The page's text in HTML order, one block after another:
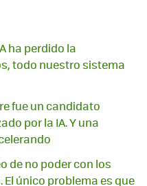
ha perdido la
todo nuestro sistema
fue un candidato
por la IA. Y una
de no poder con los
único problema es que